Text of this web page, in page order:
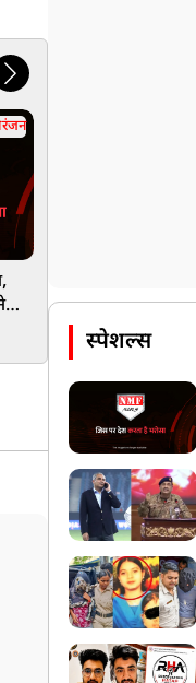
धर्म पर तोड़ी चुप्पी,
पर मांगी माफी
स्पेशल्स